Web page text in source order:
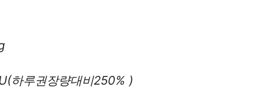
하루권장량대비250% )